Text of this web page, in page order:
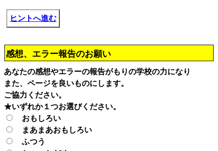
ヒントへ進む
感想、エラー報告のお願い
あなたの感想やエラーの報告がもりの学校の力になり
また、ページを良いものにします。
ご協力ください。
★いずれか１つお選びください。
おもしろい
まあまあおもしろい
ふつう